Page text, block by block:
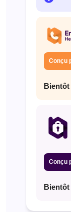
Conçu
Conçu